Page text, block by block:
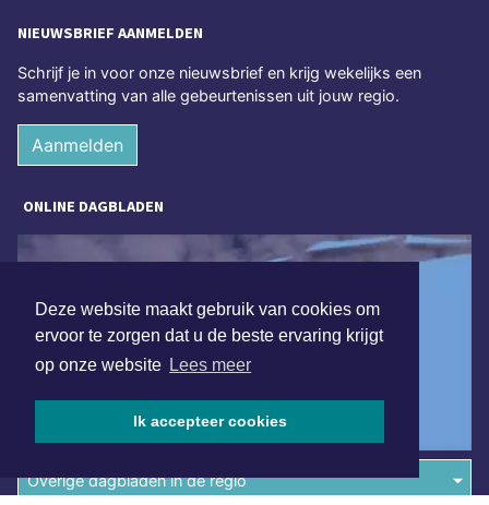
Deze website maakt gebruik van cookies om
ervoor te zorgen dat u de beste ervaring krijgt
op onze website Lees meer
Ik accepteer cookies
NIEUWSBRIEF AANMELDEN
Schrijf je in voor onze nieuwsbrief en krijg wekelijks een
samenvatting van alle gebeurtenissen uit jouw regio.
Aanmelden
ONLINE DAGBLADEN
Overige dagbladen in de regio